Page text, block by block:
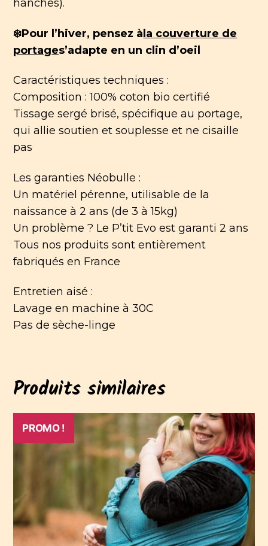
hanches).
❄️Pour l’hiver, pensez àla couverture de
portages’adapte en un clin d’oeil
Caractéristiques techniques :
Composition : 100% coton bio certifié
Tissage sergé brisé, spécifique au portage,
qui allie soutien et souplesse et ne cisaille
pas
Les garanties Néobulle :
Un matériel pérenne, utilisable de la
naissance à 2 ans (de 3 à 15kg)
Un problème ? Le P’tit Evo est garanti 2 ans
Tous nos produits sont entièrement
fabriqués en France
Entretien aisé :
Lavage en machine à 30C
Pas de sèche-linge
Produits similaires
PROMO !
produit
Les
options
peuvent